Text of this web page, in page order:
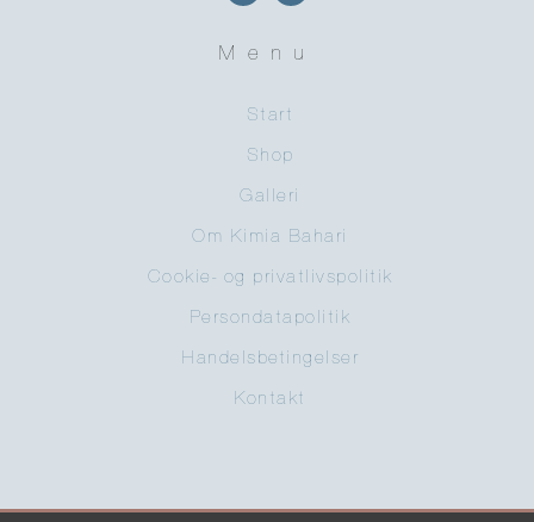
Menu
Start
Shop
Galleri
Om Kimia Bahari
Cookie- og privatlivspolitik
Persondatapolitik
Handelsbetingelser
Kontakt